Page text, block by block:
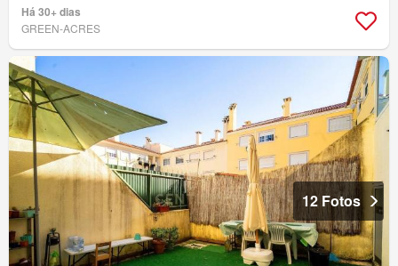
Há 30+ dias
GREEN-ACRES
12 Fotos